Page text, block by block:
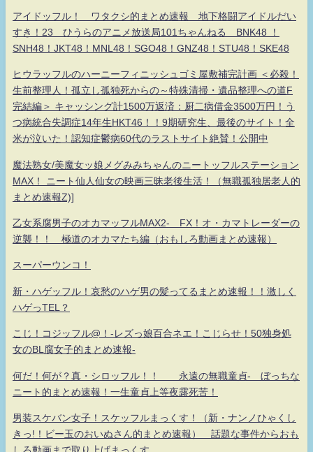
アイドッフル！ ワタクシ的まとめ速報 地下格闘アイドルだい
すき！23 ひうらのアニメ放送局101ちゃんねる BNK48 ！
SNH48！JKT48！MNL48！SGO48！GNZ48！STU48！SKE48
ヒウラッフルのハーニーフィニッシュゴミ屋敷補完計画 ＜必殺！
生前整理人！孤立し孤独死からの～特殊清掃・遺品整理への道F
完結編＞ キャッシング計1500万返済：厨二病借金3500万円！う
つ病統合失調症14年生HKT46！！9期研究生、最後のサイト！全
米が泣いた！認知症鬱病60代のラストサイト絶賛！公開中
魔法熟女/美魔女ッ娘メグみみちゃんのニートッフルステーション
MAX！ ニート仙人仙女の映画三昧老後生活！（無職孤独居老人的
まとめ速報Z)]
乙女系腐男子のオカマッフルMAX2- FX！オ・カマトレーダーの
逆襲！！ 極道のオカマたち編（おもしろ動画まとめ速報）
スーパーウンコ！
新・ハゲッフル！哀愁のハゲ男の髪ってるまとめ速報！！激しく
ハゲっTEL？
こじ！コジッフル@！-レズっ娘百合ネエ！こじらせ！50独身処
女のBL腐女子的まとめ速報-
何だ！何が？真・シロッフル！！ 永遠の無職童貞- ぼっちな
ニート的まとめ速報！一生童貞上等夜露死苦！
男装スケバン女子！スケッフルまっくす！（新・ナンノひゃくし
きっ!！ビー玉のおいぬさん的まとめ速報） 話題な事件からおも
しろ動画まで取り上げまっくす